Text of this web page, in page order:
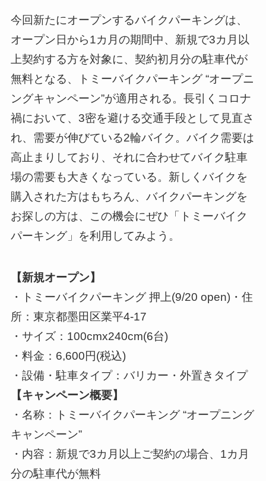
今回新たにオープンするバイクパーキングは、
オープン日から1カ月の期間中、新規で3カ月以
上契約する方を対象に、契約初月分の駐車代が
無料となる、トミーバイクパーキング “オープニ
ングキャンペーン”が適用される。長引くコロナ
禍において、3密を避ける交通手段として見直さ
れ、需要が伸びている2輪バイク。バイク需要は
高止まりしており、それに合わせてバイク駐車
場の需要も大きくなっている。新しくバイクを
購入された方はもちろん、バイクパーキングを
お探しの方は、この機会にぜひ「トミーバイク
パーキング」を利用してみよう。
【新規オープン】
・トミーバイクパーキング 押上(9/20 open)・住
所：東京都墨田区業平4-17
・サイズ：100cmx240cm(6台)
・料金：6,600円(税込)
・設備・駐車タイプ：バリカー・外置きタイプ
【キャンペーン概要】
・名称：トミーバイクパーキング “オープニング
キャンペーン”
・内容：新規で3カ月以上ご契約の場合、1カ月
分の駐車代が無料